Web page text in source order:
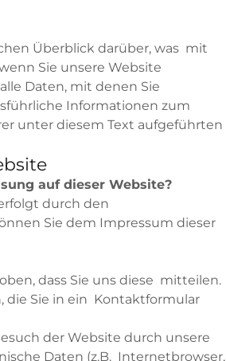
Überblick darüber, was mit
Sie unsere Website
Daten, mit denen Sie
Informationen zum
unter diesem Text aufgeführten
auf dieser Website?
durch den
Sie dem Impressum dieser
dass Sie uns diese mitteilen.
die Sie in ein Kontaktformular
der Website durch unsere
Daten (z.B. Internetbrowser,